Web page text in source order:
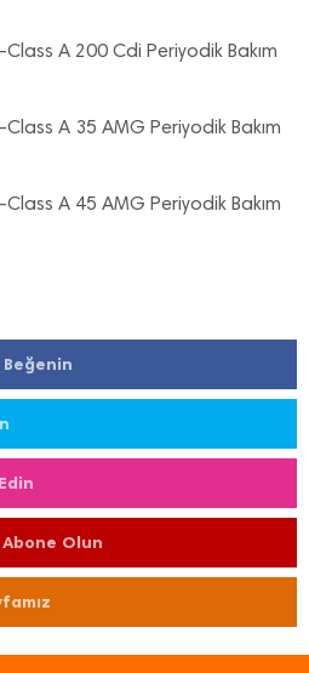
A 200 Cdi Periyodik Bakım
A 35 AMG Periyodik Bakım
A 45 AMG Periyodik Bakım
Beğenin
Abone Olun